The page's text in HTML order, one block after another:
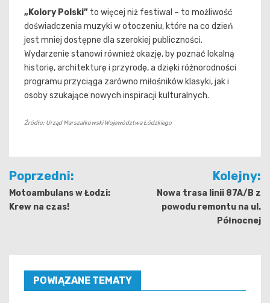
„Kolory Polski” to więcej niż festiwal – to możliwość
doświadczenia muzyki w otoczeniu, które na co dzień
jest mniej dostępne dla szerokiej publiczności.
Wydarzenie stanowi również okazję, by poznać lokalną
historię, architekturę i przyrodę, a dzięki różnorodności
programu przyciąga zarówno miłośników klasyki, jak i
osoby szukające nowych inspiracji kulturalnych.
Źródło: Urząd Marszałkowski Województwa Łódzkiego
Nawigacja
wpisu
Poprzedni:
Motoambulans w Łodzi:
Krew na czas!
Kolejny:
Nowa trasa linii 87A/B z
powodu remontu na ul.
Północnej
POWIĄZANE TEMATY